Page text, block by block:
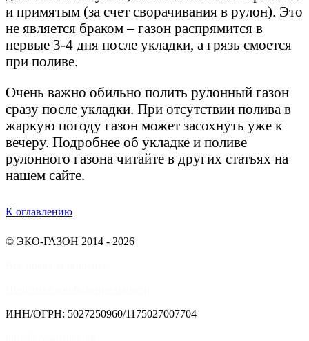
и примятым (за счет сворачивания в рулон). Это
не является браком – газон распрямится в
первые 3-4 дня после укладки, а грязь смоется
при поливе.
Очень важно обильно полить рулонный газон
сразу после укладки. При отсутствии полива в
жаркую погоду газон может засохнуть уже к
вечеру. Подробнее об укладке и поливе
рулонного газона читайте в других статьях на
нашем сайте.
К оглавлению
© ЭКО-ГАЗОН 2014 - 2026
ИНН/ОГРН: 5027250960/1175027007704